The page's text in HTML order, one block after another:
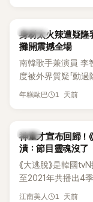
K-POP
身材太火辣遭疑隆
攤開震撼全場
南韓歌手兼演員 李
度被外界質疑「動
線，召開前所未見
熱議。 2日播出的
鎮》，邀請同時兼
惠、李賢怡、李恩亨
實的生活日常。 節
邊搭車邊聊天，氣
發問：「妳不是上新
年糕歐巴 1 天前
韓星
神童才宣布回歸！
潰：節目靈魂沒了
《大逃脫》是韓國
至2021年共播出4
（DTCU）」，憑藉
江南美人 1 天前